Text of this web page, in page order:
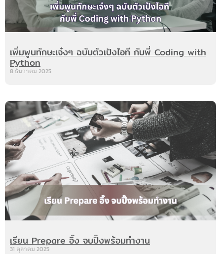
เพิ่มพูนทักษะเจ๋งๆ ฉบับตัวเป้งไอที กับพี่ Coding with
Python
8 ธันวาคม 2025
เรียน Prepare อิ๊ง จบปิ๊งพร้อมทำงาน
31 ตุลาคม 2025